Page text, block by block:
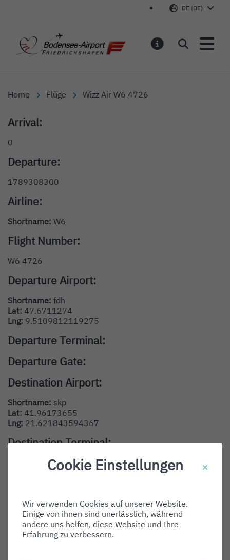
DE (DE)
Bodensee-Airport
Suchen
Home Flüge Wizz Air W6 4726
Arrival:
0
Departure:
1789308300
Airline:
Shortname: W6
Flight Number:
W6 4726
Departure Airport:
Shortname: fdh
Lat: 47.6711274
Lng: 9.5109812119275
Departure Terminal:
Departure Gate:
Destination Airport:
Shortname: skp
Lat: 41.96173655
Lng: 21.621843594367
Destination Terminal:
Destination Gate:
Shortname:
Type:
departure
Cookie Einstellungen
Wir verwenden Cookies auf unserer Website.
Einige von ihnen sind unerlässlich, während
andere uns helfen, diese Website und Ihre
Erfahrung zu verbessern.